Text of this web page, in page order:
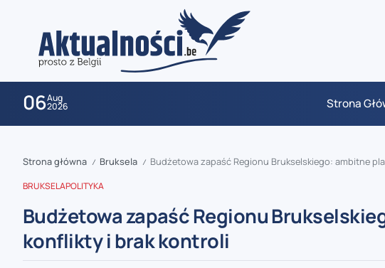
06Aug
2026 Strona
Strona główna / Bruksela / Budżetowa zapaść Regionu Brukselskiego: ambitne
BRUKSELAPOLITYKA
Budżetowa zapaść Regionu
konflikty i brak kontroli